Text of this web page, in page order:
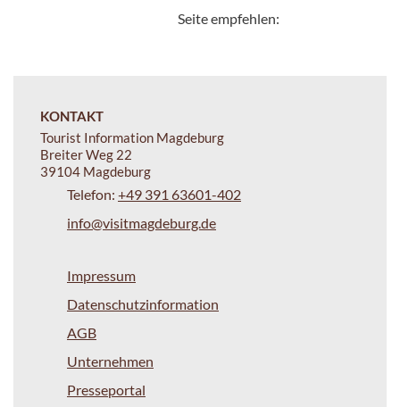
Seite empfehlen:
KONTAKT
Tourist Information Magdeburg
Breiter Weg 22
39104 Magdeburg
Telefon: +49 391 63601-402
info@visitmagdeburg.de
Impressum
Datenschutzinformation
AGB
Unternehmen
Presseportal